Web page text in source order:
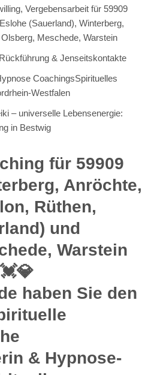
Vergebensarbeit für 59909
(Sauerland), Winterberg,
Meschede, Warstein
& Jenseitskontakte
CoachingsSpirituelles
Westfalen
– universelle Lebensenergie:
in Bestwig
für 59909
Anröchte,
Rüthen,
und
Warstein
haben Sie den
& Hypnose-